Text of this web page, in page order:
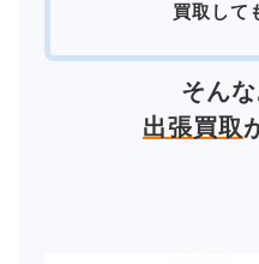
買取して
そん
出張買取